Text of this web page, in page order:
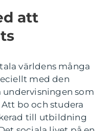
att
världens många
med den
som
bo och studera
till utbildning